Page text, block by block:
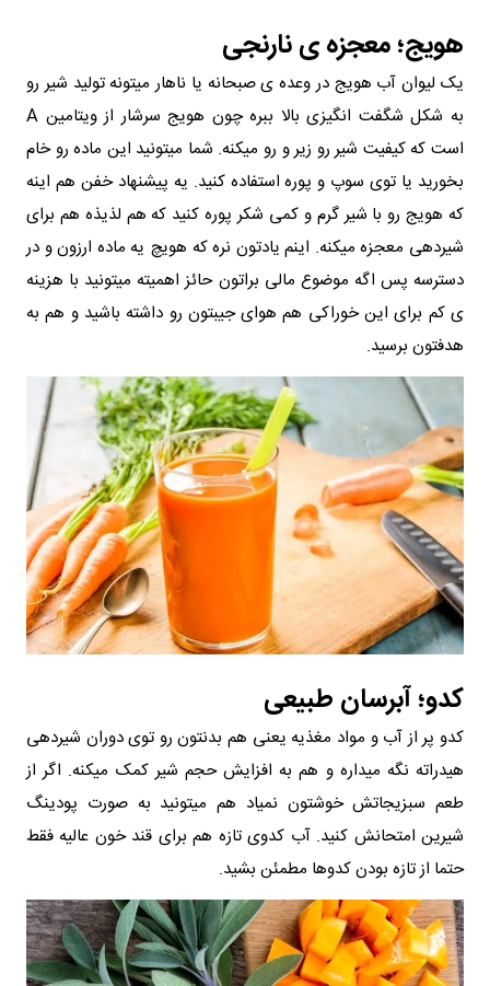
هویج؛ معجزه‌ ی نارنجی
یک لیوان آب هویج در وعده‌ ی صبحانه یا ناهار میتونه تولید شیر رو
به شکل شگفت‌ انگیزی بالا ببره چون هویج سرشار از ویتامین A
است که کیفیت شیر رو زیر و رو میکنه. شما میتونید این ماده رو خام
بخورید یا توی سوپ و پوره استفاده کنید. یه پیشنهاد خفن هم اینه
که هویج رو با شیر گرم و کمی شکر پوره کنید که هم لذیذه هم برای
شیردهی معجزه میکنه. اینم یادتون نره که هویچ یه ماده ارزون و در
دسترسه پس اگه موضوع مالی براتون حائز اهمیته میتونید با هزینه
ی کم برای این خوراکی هم هوای جیبتون رو داشته باشید و هم به
هدفتون برسید.
کدو؛ آبرسان طبیعی
کدو پر از آب و مواد مغذیه یعنی هم بدنتون رو توی دوران شیردهی
هیدراته نگه میداره و هم به افزایش حجم شیر کمک میکنه. اگر از
طعم سبزیجاتش خوشتون نمیاد هم میتونید به صورت پودینگ
شیرین امتحانش کنید. آب کدوی تازه هم برای قند خون عالیه فقط
حتما از تازه بودن کدوها مطمئن بشید.